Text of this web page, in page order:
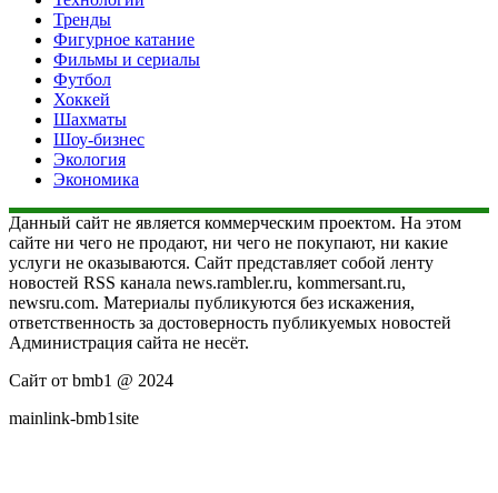
Тренды
Фигурное катание
Фильмы и сериалы
Футбол
Хоккей
Шахматы
Шоу-бизнес
Экология
Экономика
Данный сайт не является коммерческим проектом. На этом
сайте ни чего не продают, ни чего не покупают, ни какие
услуги не оказываются. Сайт представляет собой ленту
новостей RSS канала news.rambler.ru, kommersant.ru,
newsru.com. Материалы публикуются без искажения,
ответственность за достоверность публикуемых новостей
Администрация сайта не несёт.
Сайт от bmb1 @ 2024
mainlink-bmb1site